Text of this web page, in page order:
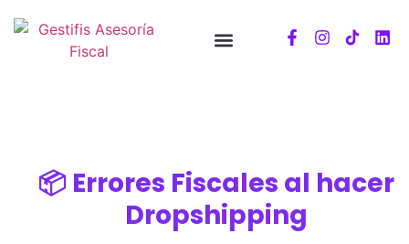
📦 Errores Fiscales al hacer
Dropshipping